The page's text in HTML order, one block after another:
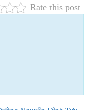
Rate this post